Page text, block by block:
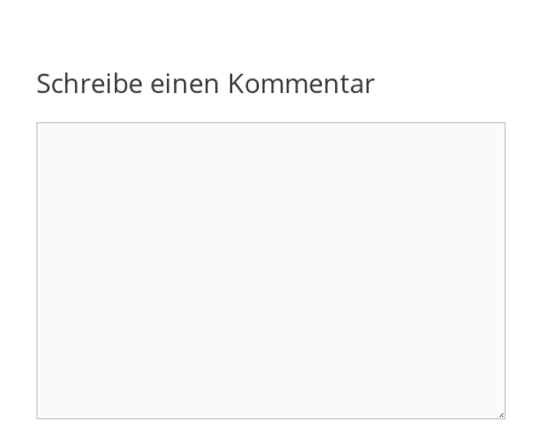
Schreibe einen Kommentar